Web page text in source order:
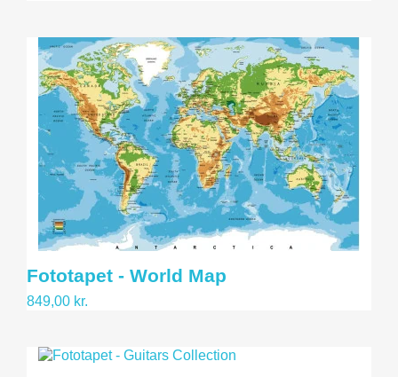
Fototapet - World Map
849,00 kr.